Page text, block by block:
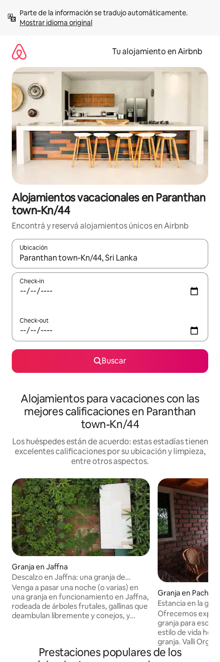
contenidoMostrar idioma original
Tu alojamiento en Airbnb
Alojamientos vacacionales en Paranthan
town-Kn/44
Encontrá y reservá alojamientos únicos en Airbnb
Ubicación
Cuando los resultados estén disponibles, navegá con las
Check-in
Check-out
Buscar
Alojamientos para vacaciones con las
mejores calificaciones en Paranthan
town-Kn/44
Los huéspedes están de acuerdo: estas estadías tienen
excelentes calificaciones por su ubicación y limpieza,
entre otros aspectos.
Granja en Jaffna
Descalzo en Jaffna: una granja de
verdad, un descanso de verdad
Venga a pasar una noche (o varias) en
una granja en funcionamiento en Jaffna,
rodeada de árboles frutales, gallinas que
deambulan libremente y conejos, y
de campo para personas que quieren
Granja en
Estancia en la
actividades
Ofrecemos
granja para
estilo de vida
granja. Valli Organic Farm actualmente
se encuentra en
Prestaciones populares de los